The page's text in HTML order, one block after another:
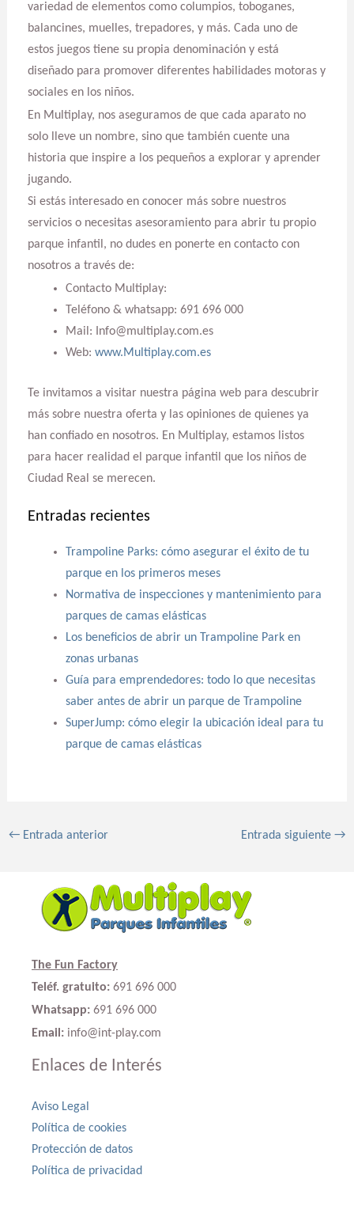
variedad de elementos como columpios, toboganes,
balancines, muelles, trepadores, y más. Cada uno de
estos juegos tiene su propia denominación y está
diseñado para promover diferentes habilidades motoras y
sociales en los niños.
En Multiplay, nos aseguramos de que cada aparato no
solo lleve un nombre, sino que también cuente una
historia que inspire a los pequeños a explorar y aprender
jugando.
Si estás interesado en conocer más sobre nuestros
servicios o necesitas asesoramiento para abrir tu propio
parque infantil, no dudes en ponerte en contacto con
nosotros a través de:
Contacto Multiplay:
Teléfono & whatsapp: 691 696 000
Mail: Info@multiplay.com.es
Web: www.Multiplay.com.es
Te invitamos a visitar nuestra página web para descubrir
más sobre nuestra oferta y las opiniones de quienes ya
han confiado en nosotros. En Multiplay, estamos listos
para hacer realidad el parque infantil que los niños de
Ciudad Real se merecen.
Entradas recientes
Trampoline Parks: cómo asegurar el éxito de tu
parque en los primeros meses
Normativa de inspecciones y mantenimiento para
parques de camas elásticas
Los beneficios de abrir un Trampoline Park en
zonas urbanas
Guía para emprendedores: todo lo que necesitas
saber antes de abrir un parque de Trampoline
SuperJump: cómo elegir la ubicación ideal para tu
parque de camas elásticas
←Entrada anterior Entrada siguiente→
The Fun Factory
Teléf. gratuito: 691 696 000
Whatsapp: 691 696 000
Email: info@int-play.com
Enlaces de Interés
Aviso Legal
Política de cookies
Protección de datos
Política de privacidad